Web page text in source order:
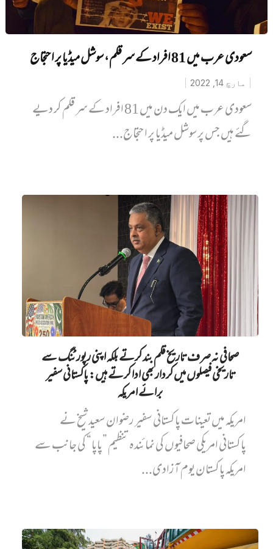
سعودی عرب میں 81 افراد کے سر قلم، سوشل میڈیا پر احتجاج
مارچ 14, 2022
سعودی عرب میں ایک دن میں 81 افراد کے سر قلم کر دیے
گئے ہیں جس پر سوشل میڈیا پر احتجاج...
صحافی نہ صرف تاریخ قلم بند کرتے بلکہ اپنی رپورٹنگ سے
تاریخی فیصلوں میں کردار بھی ادا کرتے ہیں: پاکستانی سفیر
برائے امریکہ
امریکہ میں تعینات پاکستانی سفیر رضوان سعید شیخ نے
پاکستانی امریکی صحافیوں کی نمائندہ تنظیم ”پاپا“ کی جانب سے
امریکہ پاکستان یوم آزادی...